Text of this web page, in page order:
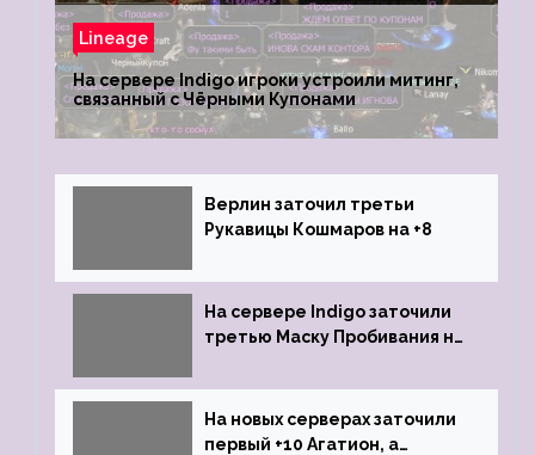
Lineage
На сервере Indigo игроки устроили митинг,
связанный с Чёрными Купонами
Верлин заточил третьи
Рукавицы Кошмаров на +8
На сервере Indigo заточили
третью Маску Пробивания на
На новых серверах заточили
первый +10 Агатион, а